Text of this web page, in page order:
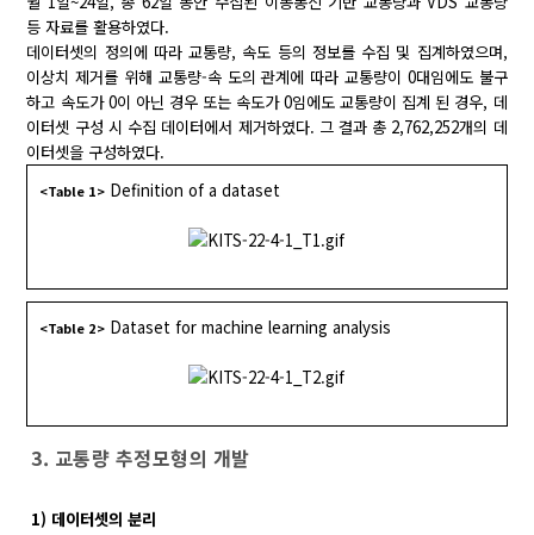
등 자료를 활용하였다.
데이터셋의 정의에 따라 교통량, 속도 등의 정보를 수집 및 집계하였으며,
이상치 제거를 위해 교통량-속 도의 관계에 따라 교통량이 0대임에도 불구
하고 속도가 0이 아닌 경우 또는 속도가 0임에도 교통량이 집계 된 경우, 데
이터셋 구성 시 수집 데이터에서 제거하였다. 그 결과 총 2,762,252개의 데
이터셋을 구성하였다.
<Table 1> Definition of a dataset
<Table 2> Dataset for machine learning analysis
3. 교통량 추정모형의 개발
1) 데이터셋의 분리